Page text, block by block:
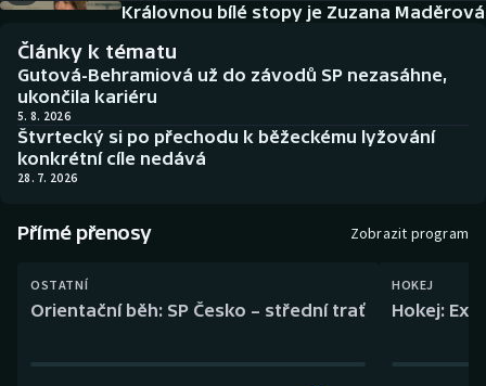
Biatlon
Boby a skeleton
Curling
Dostihy
Aplikace ČT sport
AZ kvíz
Královnou bílé stopy je Zuzana Maděrová
Články k tématu
Gutová-Behramiová už do závodů SP nezasáhne,
ukončila kariéru
5. 8. 2026
Štvrtecký si po přechodu k běžeckému lyžování
konkrétní cíle nedává
28. 7. 2026
Přímé přenosy Zobrazit program
OSTATNÍ
Orientační běh: SP Česko – střední trať
HOKEJ
Hokej: